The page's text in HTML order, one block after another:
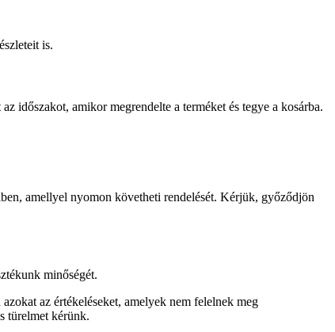
is.
időszakot, amikor megrendelte a terméket és tegye a kosárba.
amellyel nyomon követheti rendelését. Kérjük, győződjön
minőségét.
az értékeléseket, amelyek nem felelnek meg
türelmet kérünk.